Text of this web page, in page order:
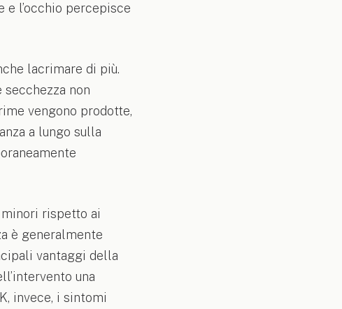
l’occhio percepisce
lacrimare di più.
non
vengono prodotte,
a lungo sulla
rispetto ai
è generalmente
vantaggi della
una
invece, i sintomi